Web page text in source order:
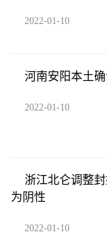
2022-01-10
河南安阳本土
2022-01-10
浙江北仑调整
为阴性
2022-01-10